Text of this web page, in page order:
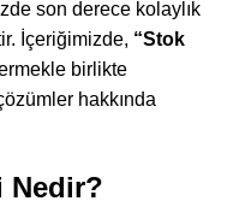
son derece kolaylık
İçeriğimizde, “Stok
birlikte
hakkında
Nedir?